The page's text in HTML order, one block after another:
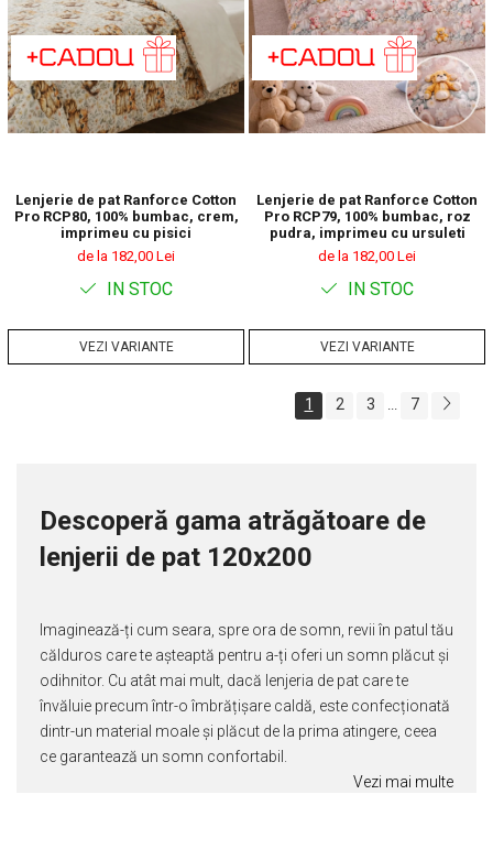
Lenjerie de pat Ranforce Cotton
Pro RCP80, 100% bumbac, crem,
imprimeu cu pisici
de la 182,00 Lei
IN STOC
VEZI VARIANTE
Lenjerie de pat Ranforce Cotton
Pro RCP79, 100% bumbac, roz
pudra, imprimeu cu ursuleti
de la 182,00 Lei
IN STOC
VEZI VARIANTE
1 2 3 7
Descoperă gama atrăgătoare de
lenjerii de pat 120x200
Imaginează-ți cum seara, spre ora de somn, revii în patul tău
călduros care te așteaptă pentru a-ți oferi un somn plăcut și
odihnitor. Cu atât mai mult, dacă lenjeria de pat care te
învăluie precum într-o îmbrățișare caldă, este confecționată
dintr-un material moale și plăcut de la prima atingere, ceea
ce garantează un somn confortabil.
Vezi mai multe